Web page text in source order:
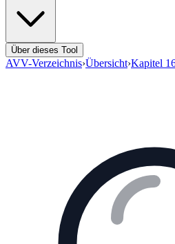
Über dieses Tool
AVV-Verzeichnis›Übersicht›Kapitel